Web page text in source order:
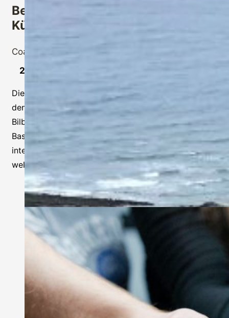
Begleitet Pilgern auf dem
Küstenweg – Camino del Norte
Coaching Reisen
29.09. – 08.10.2026
Diese Coaching-Reise führt in zehn Etappen über
den 151 km langen Camino del Norte von Irun nach
Bilbao entlang des Golf von Biscaya im spanischen
Baskenland. Du profitierst bei dieser Auszeit von den
intensiven Coaching-Einheiten und dem Abenteuer,
welches Dich auf dieser Reise erwartet.